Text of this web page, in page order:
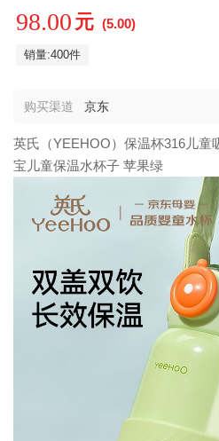
98.00 元 (5.00)
销量:400件
购买渠道 京东
英氏（YEEHOO）保温杯316儿童
宝儿童保温水杯子 苹果绿